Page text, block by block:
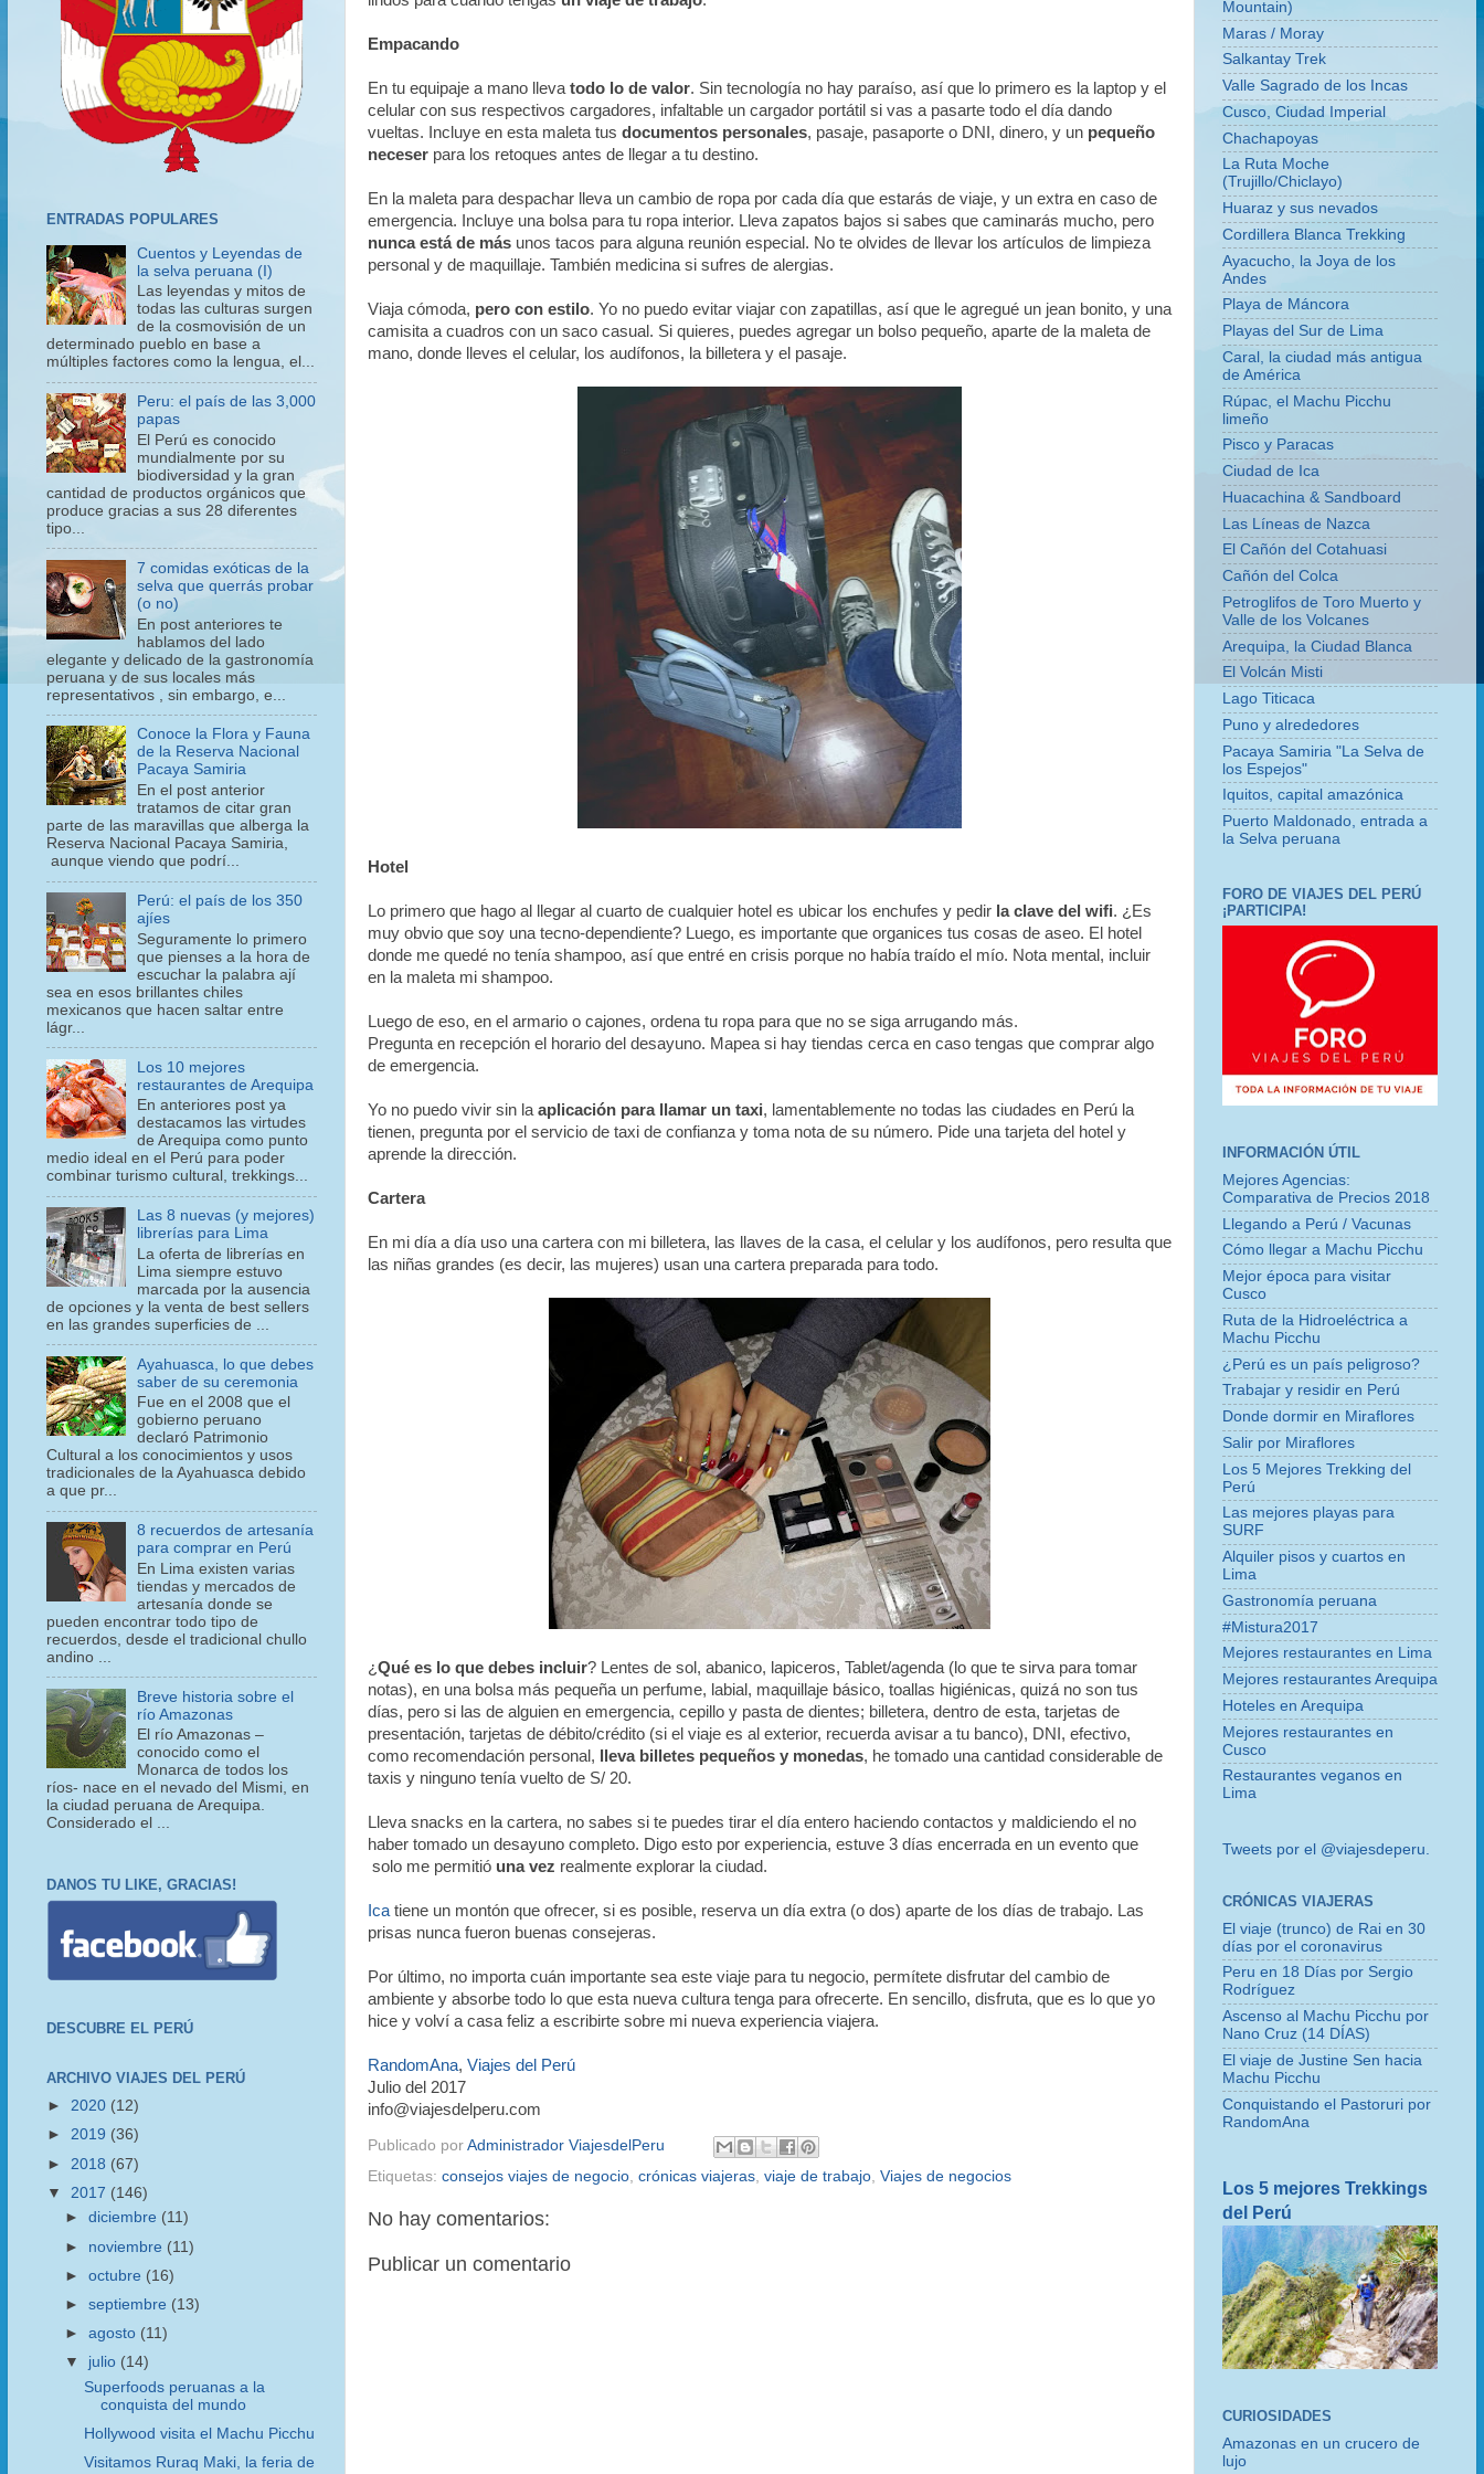
Empacando
En tu equipaje a mano lleva todo lo de valor. Sin tecnología no hay paraíso, así que lo primero es la laptop y el
celular con sus respectivos cargadores, infaltable un cargador portátil si vas a pasarte todo el día dando
vueltas. Incluye en esta maleta tus documentos personales, pasaje, pasaporte o DNI, dinero, y un pequeño
neceser para los retoques antes de llegar a tu destino.
En la maleta para despachar lleva un cambio de ropa por cada día que estarás de viaje, y un extra en caso de
emergencia. Incluye una bolsa para tu ropa interior. Lleva zapatos bajos si sabes que caminarás mucho, pero
nunca está de más unos tacos para alguna reunión especial. No te olvides de llevar los artículos de limpieza
personal y de maquillaje. También medicina si sufres de alergias.
Viaja cómoda, pero con estilo. Yo no puedo evitar viajar con zapatillas, así que le agregué un jean bonito, y una
camisita a cuadros con un saco casual. Si quieres, puedes agregar un bolso pequeño, aparte de la maleta de
mano, donde lleves el celular, los audífonos, la billetera y el pasaje.
Hotel
Lo primero que hago al llegar al cuarto de cualquier hotel es ubicar los enchufes y pedir la clave del wifi. ¿Es
muy obvio que soy una tecno-dependiente? Luego, es importante que organices tus cosas de aseo. El hotel
donde me quedé no tenía shampoo, así que entré en crisis porque no había traído el mío. Nota mental, incluir
en la maleta mi shampoo.
Luego de eso, en el armario o cajones, ordena tu ropa para que no se siga arrugando más.
Pregunta en recepción el horario del desayuno. Mapea si hay tiendas cerca en caso tengas que comprar algo
de emergencia.
Yo no puedo vivir sin la aplicación para llamar un taxi, lamentablemente no todas las ciudades en Perú la
tienen, pregunta por el servicio de taxi de confianza y toma nota de su número. Pide una tarjeta del hotel y
aprende la dirección.
Cartera
En mi día a día uso una cartera con mi billetera, las llaves de la casa, el celular y los audífonos, pero resulta que
las niñas grandes (es decir, las mujeres) usan una cartera preparada para todo.
¿Qué es lo que debes incluir? Lentes de sol, abanico, lapiceros, Tablet/agenda (lo que te sirva para tomar
notas), en una bolsa más pequeña un perfume, labial, maquillaje básico, toallas higiénicas, quizá no son tus
días, pero si las de alguien en emergencia, cepillo y pasta de dientes; billetera, dentro de esta, tarjetas de
presentación, tarjetas de débito/crédito (si el viaje es al exterior, recuerda avisar a tu banco), DNI, efectivo,
como recomendación personal,
lleva billetes pequeños y monedas, he tomado una cantidad considerable de
taxis y ninguno tenía vuelto de S/ 20.
Lleva snacks en la cartera, no sabes si te puedes tirar el día entero haciendo contactos y maldiciendo el no
haber tomado un desayuno completo. Digo esto por experiencia, estuve 3 días encerrada en un evento que
solo me permitió una vez realmente explorar la ciudad.
Ica tiene un montón que ofrecer, si es posible, reserva un día extra (o dos) aparte de los días de trabajo. Las
prisas nunca fueron buenas consejeras.
Por último, no importa cuán importante sea este viaje para tu negocio, permítete disfrutar del cambio de
ambiente y absorbe todo lo que esta nueva cultura tenga para ofrecerte. En sencillo, disfruta, que es lo que yo
hice y volví a casa feliz a escribirte sobre mi nueva experiencia viajera.
RandomAna, Viajes del Perú
Julio del 2017
info@viajesdelperu.com
Publicado por Administrador ViajesdelPeru
Etiquetas: consejos viajes de negocio crónicas viajeras viaje de trabajo Viajes de negocios
No hay comentarios:
Publicar un comentario
ENTRADAS POPULARES
Cuentos y Leyendas de
la selva peruana (I)
Las leyendas y mitos de
todas las culturas surgen
de la cosmovisión de un
determinado pueblo en base a
múltiples factores como la lengua, el...
Peru: el país de las 3,000
papas
El Perú es conocido
mundialmente por su
biodiversidad y la gran
cantidad de productos orgánicos que
produce gracias a sus 28 diferentes
tipo...
7 comidas exóticas de la
selva que querrás probar
(o no)
En post anteriores te
hablamos del lado
elegante y delicado de la gastronomía
peruana y de sus locales más
representativos , sin embargo, e...
Conoce la Flora y Fauna
de la Reserva Nacional
Pacaya Samiria
En el post anterior
tratamos de citar gran
parte de las maravillas que alberga la
Reserva Nacional Pacaya Samiria,
aunque viendo que podrí...
Perú: el país de los 350
ajíes
Seguramente lo primero
que pienses a la hora de
escuchar la palabra ají
sea en esos brillantes chiles
mexicanos que hacen saltar entre
lágr...
Los 10 mejores
restaurantes de Arequipa
En anteriores post ya
destacamos las virtudes
de Arequipa como punto
medio ideal en el Perú para poder
combinar turismo cultural, trekkings...
Las 8 nuevas (y mejores)
librerías para Lima
La oferta de librerías en
Lima siempre estuvo
marcada por la ausencia
de opciones y la venta de best sellers
en las grandes superficies de ...
Ayahuasca, lo que debes
saber de su ceremonia
Fue en el 2008 que el
gobierno peruano
declaró Patrimonio
Cultural a los conocimientos y usos
tradicionales de la Ayahuasca debido
a que pr...
8 recuerdos de artesanía
para comprar en Perú
En Lima existen varias
tiendas y mercados de
artesanía donde se
pueden encontrar todo tipo de
recuerdos, desde el tradicional chullo
andino ...
Breve historia sobre el
río Amazonas
El río Amazonas –
conocido como el
Monarca de todos los
ríos- nace en el nevado del Mismi, en
la ciudad peruana de Arequipa.
Considerado el ...
DANOS TU LIKE, GRACIAS!
DESCUBRE EL PERÚ
ARCHIVO VIAJES DEL PERÚ
► 2020 (12)
► 2019 (36)
► 2018 (67)
▼ 2017 (146)
►diciembre (11)
► noviembre (11)
►octubre (16)
►septiembre (13)
►agosto (11)
▼ julio (14)
Superfoods peruanas a la
conquista del mundo
Hollywood visita el Machu Picchu
Visitamos Ruraq Maki, la feria de
Mountain)
Maras / Moray
Salkantay Trek
Valle Sagrado de los Incas
Cusco, Ciudad Imperial
Chachapoyas
La Ruta Moche
(Trujillo/Chiclayo)
Huaraz y sus nevados
Cordillera Blanca Trekking
Ayacucho, la Joya de los
Andes
Playa de Máncora
Playas del Sur de Lima
Caral, la ciudad más antigua
de América
Rúpac, el Machu Picchu
limeño
Pisco y Paracas
Ciudad de Ica
Huacachina & Sandboard
Las Líneas de Nazca
El Cañón del Cotahuasi
Cañón del Colca
Petroglifos de Toro Muerto y
Valle de los Volcanes
Arequipa, la Ciudad Blanca
El Volcán Misti
Lago Titicaca
Puno y alrededores
Pacaya Samiria "La Selva de
los Espejos"
Iquitos, capital amazónica
Puerto Maldonado, entrada a
la Selva peruana
FORO DE VIAJES DEL PERÚ
¡PARTICIPA!
INFORMACIÓN ÚTIL
Mejores Agencias:
Comparativa de Precios 2018
Llegando a Perú / Vacunas
Cómo llegar a Machu Picchu
Mejor época para visitar
Cusco
Ruta de la Hidroeléctrica a
Machu Picchu
¿Perú es un país peligroso?
Trabajar y residir en Perú
Donde dormir en Miraflores
Salir por Miraflores
Los 5 Mejores Trekking del
Perú
Las mejores playas para
SURF
Alquiler pisos y cuartos en
Lima
Gastronomía peruana
#Mistura2017
Mejores restaurantes en Lima
Mejores restaurantes Arequipa
Hoteles en Arequipa
Mejores restaurantes en
Cusco
Restaurantes veganos en
Lima
Tweets por el @viajesdeperu.
CRÓNICAS VIAJERAS
El viaje (trunco) de Rai en 30
días por el coronavirus
Peru en 18 Días por Sergio
Rodríguez
Ascenso al Machu Picchu por
Nano Cruz (14 DÍAS)
El viaje de Justine Sen hacia
Machu Picchu
Conquistando el Pastoruri por
RandomAna
Los 5 mejores Trekkings
del Perú
CURIOSIDADES
Amazonas en un crucero de
lujo